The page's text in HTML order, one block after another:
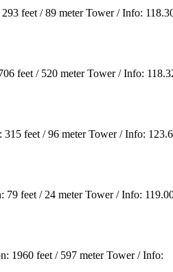
feet / 89 meter Tower / Info:
feet / 520 meter Tower / Info:
feet / 96 meter Tower / Info:
feet / 24 meter Tower / Info:
1960 feet / 597 meter Tower / Info: